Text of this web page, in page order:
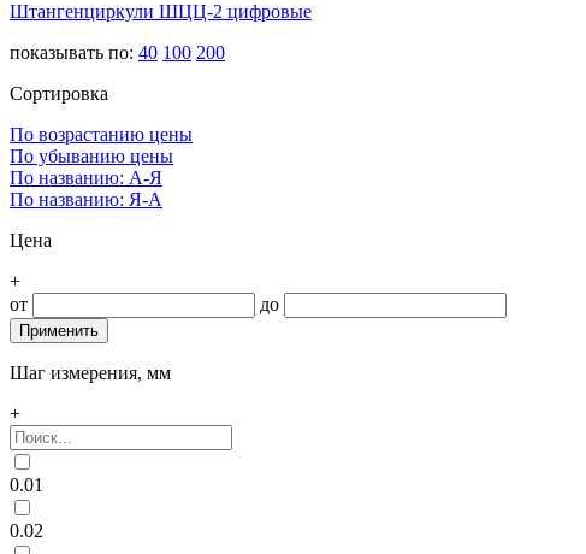
Штангенциркули ШЦЦ-2 цифровые
показывать по: 40 100 200
Сортировка
По возрастанию цены
По убыванию цены
По названию: А-Я
По названию: Я-А
Цена
+
от
до
Шаг измерения, мм
+
0.01
0.02